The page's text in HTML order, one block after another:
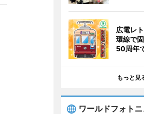
広電レ
環線で
50周年
もっと見
ワールドフォト